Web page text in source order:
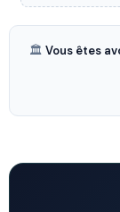
🏛️ Vous êtes